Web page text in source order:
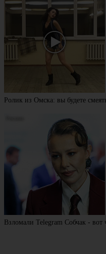
Ролик из Омска: вы будете
Взломали Telegram Собчак - вот